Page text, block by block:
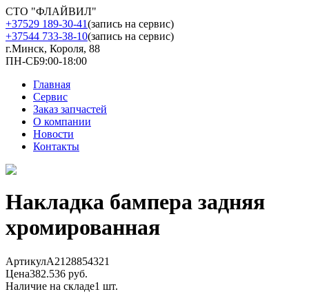
СТО "ФЛАЙВИЛ"
+37529 189-30-41(запись на сервис)
+37544 733-38-10(запись на сервис)
г.Минск, Короля, 88
ПН-СБ9:00-18:00
Главная
Сервис
Заказ запчастей
О компании
Новости
Контакты
Накладка бампера задняя
хромированная
АртикулA2128854321
Цена382.536 руб.
Наличие на складе1 шт.